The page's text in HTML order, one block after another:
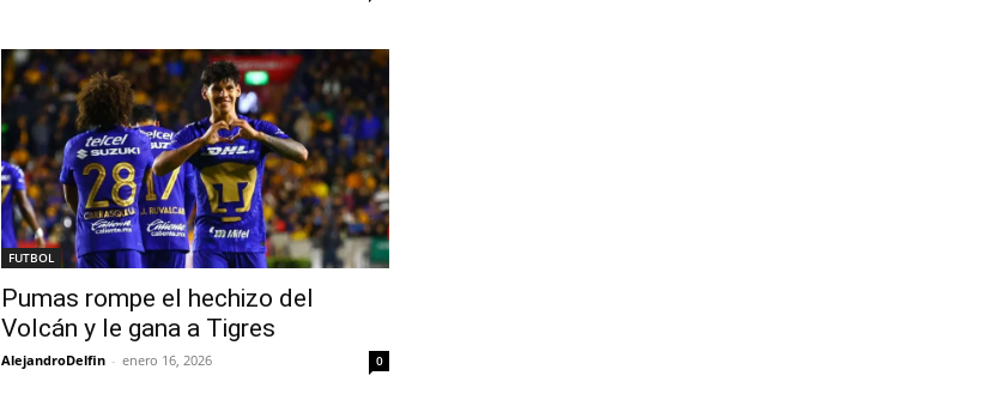
FUTBOL
Pumas rompe el hechizo del
Volcán y le gana a Tigres
AlejandroDelfin - enero 16, 2026 0